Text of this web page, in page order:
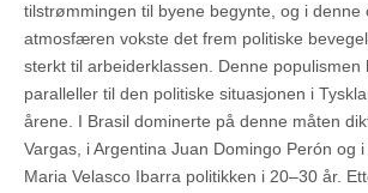
tilstrømmingen til byene begynte, og i denne
atmosfæren vokste det frem politiske
sterkt til arbeiderklassen. Denne populismen
paralleller til den politiske situasjonen i
årene. I Brasil dominerte på denne måten
Vargas, i Argentina Juan Domingo Perón og
Maria Velasco Ibarra politikken i 20–30 år.